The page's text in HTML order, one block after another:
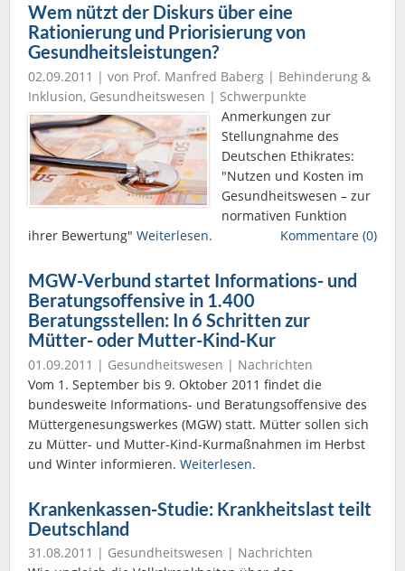
Wem nützt der Diskurs über eine
Rationierung und Priorisierung von
Gesundheitsleistungen?
02.09.2011 | von Prof. Manfred Baberg | Behinderung &
Inklusion, Gesundheitswesen | Schwerpunkte
Anmerkungen zur
Stellungnahme des
Deutschen Ethikrates:
"Nutzen und Kosten im
Gesundheitswesen – zur
normativen Funktion
ihrer Bewertung" Weiterlesen. Kommentare (0)
MGW-Verbund startet Informations- und
Beratungsoffensive in 1.400
Beratungsstellen: In 6 Schritten zur
Mütter- oder Mutter-Kind-Kur
01.09.2011 | Gesundheitswesen | Nachrichten
Vom 1. September bis 9. Oktober 2011 findet die
bundesweite Informations- und Beratungsoffensive des
Müttergenesungswerkes (MGW) statt. Mütter sollen sich
zu Mütter- und Mutter-Kind-Kurmaßnahmen im Herbst
und Winter informieren. Weiterlesen.
Krankenkassen-Studie: Krankheitslast teilt
Deutschland
31.08.2011 | Gesundheitswesen | Nachrichten